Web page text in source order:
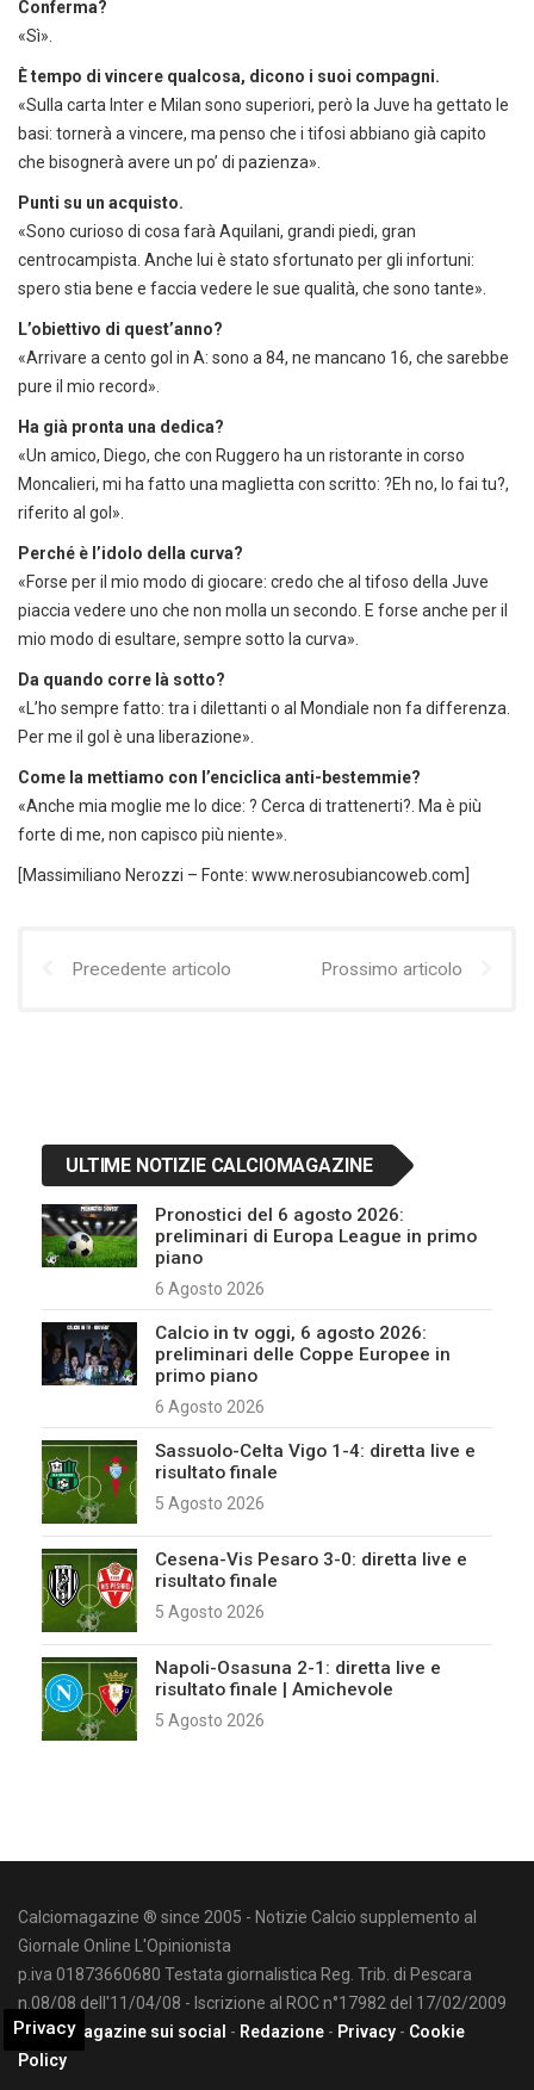
Conferma?
«Sì».
È tempo di vincere qualcosa, dicono i suoi compagni.
«Sulla carta Inter e Milan sono superiori, però la Juve ha gettato le
basi: tornerà a vincere, ma penso che i tifosi abbiano già capito
che bisognerà avere un po’ di pazienza».
Punti su un acquisto.
«Sono curioso di cosa farà Aquilani, grandi piedi, gran
centrocampista. Anche lui è stato sfortunato per gli infortuni:
spero stia bene e faccia vedere le sue qualità, che sono tante».
L’obiettivo di quest’anno?
«Arrivare a cento gol in A: sono a 84, ne mancano 16, che sarebbe
pure il mio record».
Ha già pronta una dedica?
«Un amico, Diego, che con Ruggero ha un ristorante in corso
Moncalieri, mi ha fatto una maglietta con scritto: ?Eh no, lo fai tu?,
riferito al gol».
Perché è l’idolo della curva?
«Forse per il mio modo di giocare: credo che al tifoso della Juve
piaccia vedere uno che non molla un secondo. E forse anche per il
mio modo di esultare, sempre sotto la curva».
Da quando corre là sotto?
«L’ho sempre fatto: tra i dilettanti o al Mondiale non fa differenza.
Per me il gol è una liberazione».
Come la mettiamo con l’enciclica anti-bestemmie?
«Anche mia moglie me lo dice: ? Cerca di trattenerti?. Ma è più
forte di me, non capisco più niente».
[Massimiliano Nerozzi – Fonte: www.nerosubiancoweb.com]
Precedente articolo Prossimo articolo
ULTIME NOTIZIE CALCIOMAGAZINE
Pronostici del 6 agosto 2026:
preliminari di Europa League in primo
piano
6 Agosto 2026
Calcio in tv oggi, 6 agosto 2026:
preliminari delle Coppe Europee in
primo piano
6 Agosto 2026
Sassuolo-Celta Vigo 1-4: diretta live e
risultato finale
5 Agosto 2026
Cesena-Vis Pesaro 3-0: diretta live e
risultato finale
5 Agosto 2026
Napoli-Osasuna 2-1: diretta live e
risultato finale | Amichevole
5 Agosto 2026
Calciomagazine ® since 2005 - Notizie Calcio supplemento al
Giornale Online L'Opinionista
p.iva 01873660680 Testata giornalistica Reg. Trib. di Pescara
n.08/08 dell'11/04/08 - Iscrizione al ROC n°17982 del 17/02/2009
Calciomagazine sui social - Redazione - Privacy - Cookie
Policy
Privacy